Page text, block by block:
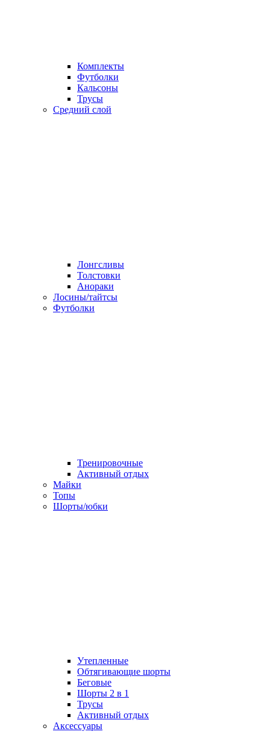
Комплекты
Футболки
Кальсоны
Трусы
Средний слой
Лонгсливы
Толстовки
Анораки
Лосины/тайтсы
Футболки
Тренировочные
Активный отдых
Майки
Топы
Шорты/юбки
Утепленные
Обтягивающие шорты
Беговые
Шорты 2 в 1
Трусы
Активный отдых
Аксессуары